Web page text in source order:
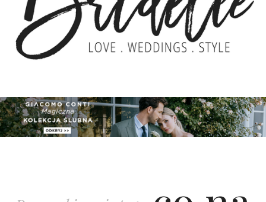
REKLAMA
ADVERTISING
ZGŁOSZENIA